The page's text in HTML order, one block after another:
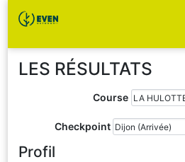
LES RÉSULTATS
Course
Checkpoint
Profil